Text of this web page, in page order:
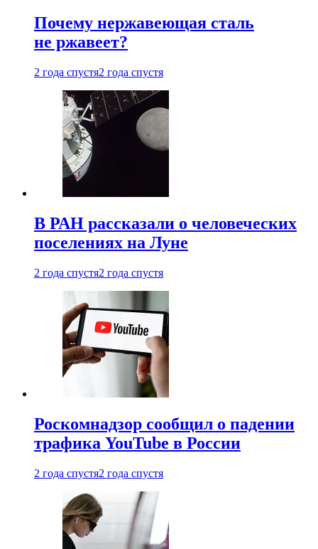
Почему нержавеющая сталь
не ржавеет?
2 года спустя2 года спустя
В РАН рассказали о человеческих
поселениях на Луне
2 года спустя2 года спустя
Роскомнадзор сообщил о падении
трафика YouTube в России
2 года спустя2 года спустя